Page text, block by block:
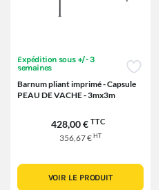
Expédition sous +/- 3
semaines
Barnum pliant imprimé - Capsule
PEAU DE VACHE - 3mx3m
428,00 € TTC
356,67 €HT
VOIR LE PRODUIT